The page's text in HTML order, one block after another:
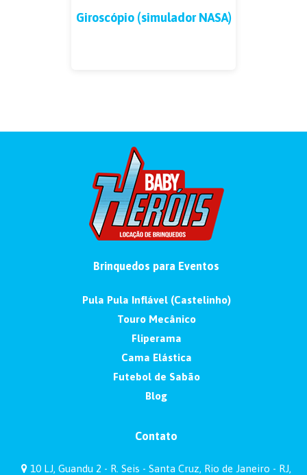
Giroscópio (simulador NASA)
Brinquedos para Eventos
Pula Pula Inflável (Castelinho)
Touro Mecânico
Fliperama
Cama Elástica
Futebol de Sabão
Blog
Contato
10 LJ, Guandu 2 - R. Seis - Santa Cruz, Rio de Janeiro - RJ,